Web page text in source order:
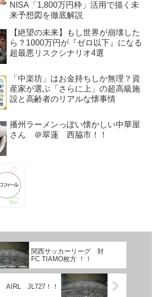
NISA「1,800万円枠」活用で描く未
来予想図を徹底解説
【絶望の未来】もし世界が崩壊した
ら？1000万円が『ゼロ以下』になる
超最悪リスクシナリオ4選
「中楽坊」はお金持ちしか無理？資
産家が選ぶ「さらに上」の超高級施
設と高齢者のリアルな懐事情
播州ラーメンっぽい懐かしい中華屋
さん ＠翠蓮 西脇市！！
関西サッカーリーグ 対
FC TIAMO枚方 ！！
AIRL JL727！！